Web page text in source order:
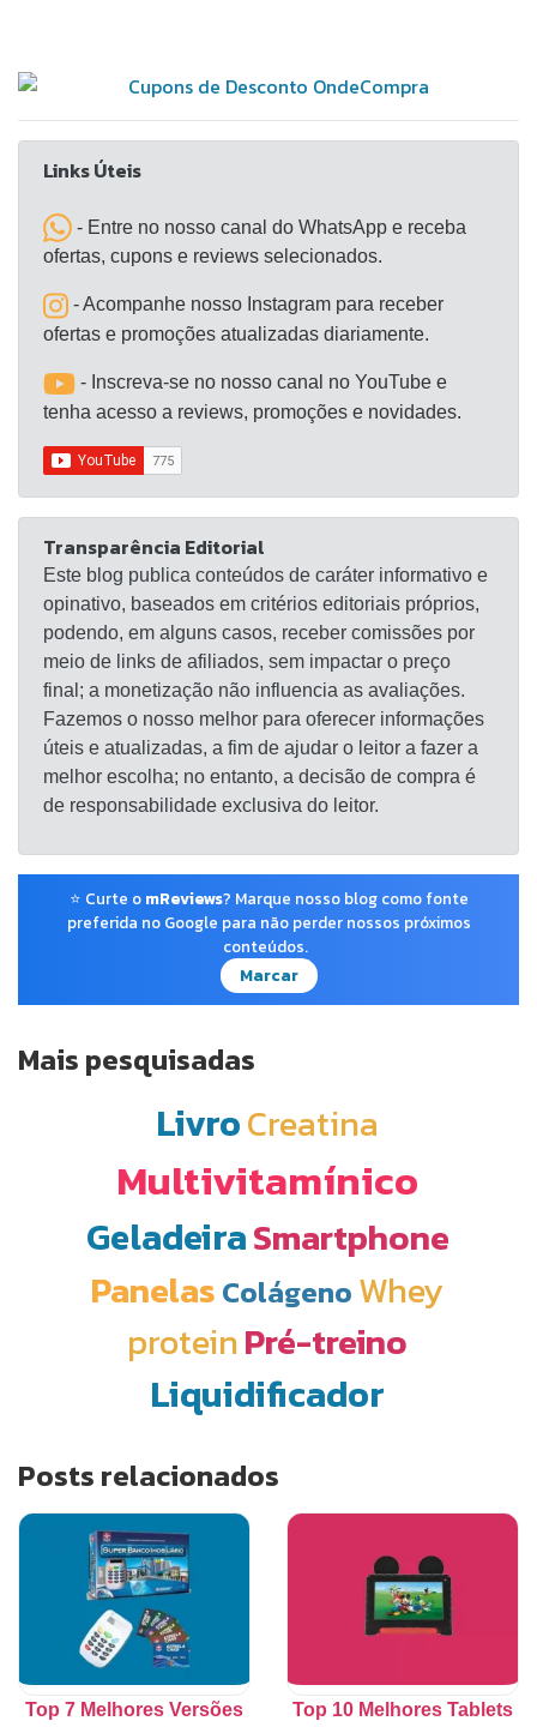
Links Úteis
- Entre no nosso canal do WhatsApp e receba
ofertas, cupons e reviews selecionados.
- Acompanhe nosso Instagram para receber
ofertas e promoções atualizadas diariamente.
- Inscreva-se no nosso canal no YouTube e
tenha acesso a reviews, promoções e novidades.
Transparência Editorial
Este blog publica conteúdos de caráter informativo e
opinativo, baseados em critérios editoriais próprios,
podendo, em alguns casos, receber comissões por
meio de links de afiliados, sem impactar o preço
final; a monetização não influencia as avaliações.
Fazemos o nosso melhor para oferecer informações
úteis e atualizadas, a fim de ajudar o leitor a fazer a
melhor escolha; no entanto, a decisão de compra é
de responsabilidade exclusiva do leitor.
⭐ Curte o mReviews? Marque nosso blog como fonte
preferida no Google para não perder nossos próximos
conteúdos.
Marcar
Mais pesquisadas
LivroCreatina
Multivitamínico
GeladeiraSmartphone
Panelas Colágeno Whey
proteinPré-treino
Liquidificador
Posts relacionados
Top 7 Melhores Versões
Top 10 Melhores Tablets